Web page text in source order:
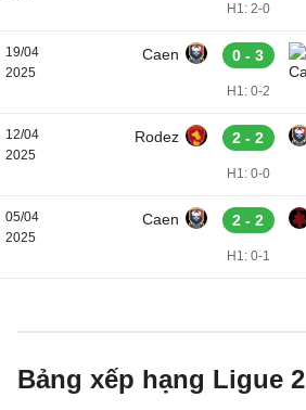
H1: 2-0
19/04
2025
Caen 0 - 3
H1: 0-2
12/04
2025
Rodez 2 - 2
H1: 0-0
05/04
2025
Caen 2 - 2
H1: 0-1
Bảng xếp hạng Ligue 2